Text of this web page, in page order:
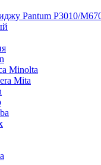
Pantum P3010/
Minolta
Mita